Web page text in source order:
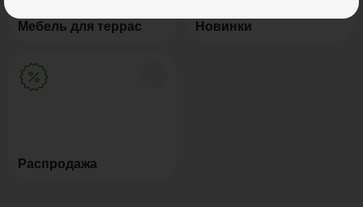
Мебель для террас Новинки
Распродажа